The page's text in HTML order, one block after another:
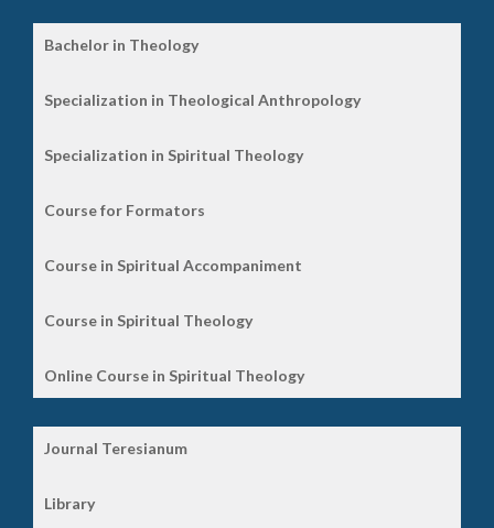
Bachelor in Theology
Specialization in Theological Anthropology
Specialization in Spiritual Theology
Course for Formators
Course in Spiritual Accompaniment
Course in Spiritual Theology
Online Course in Spiritual Theology
Journal Teresianum
Library